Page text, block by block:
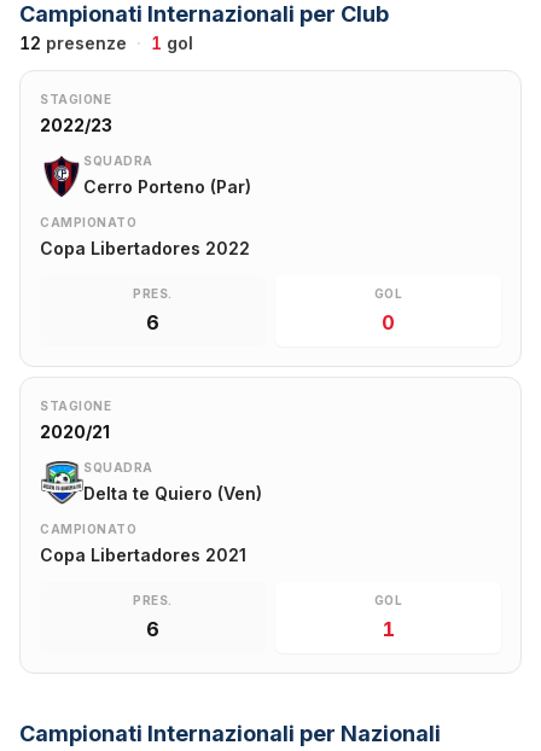
Campionati Internazionali per Club
12 presenze · 1 gol
STAGIONE
2022/23
SQUADRA
Cerro Porteno (Par)
CAMPIONATO
Copa Libertadores 2022
PRES.
6
GOL
0
STAGIONE
2020/21
SQUADRA
Delta te Quiero (Ven)
CAMPIONATO
Copa Libertadores 2021
PRES.
6
GOL
1
Campionati Internazionali per Nazionali